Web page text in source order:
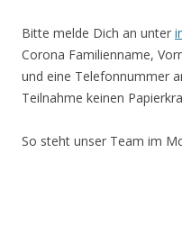
Bitte melde Dich an unter
Corona Familienname,
und eine Telefonnummer
Teilnahme keinen
So steht unser Team im